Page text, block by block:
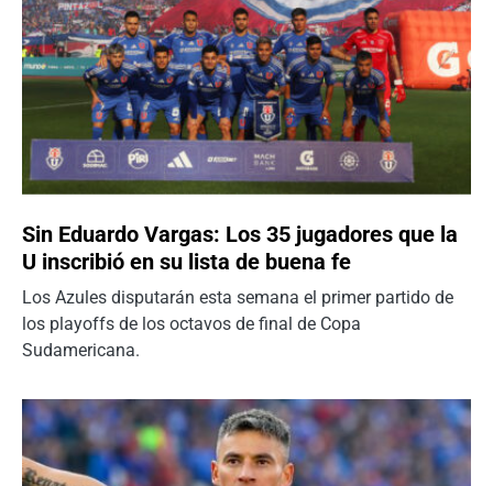
Sin Eduardo Vargas: Los 35 jugadores que la
U inscribió en su lista de buena fe
Los Azules disputarán esta semana el primer partido de
los playoffs de los octavos de final de Copa
Sudamericana.